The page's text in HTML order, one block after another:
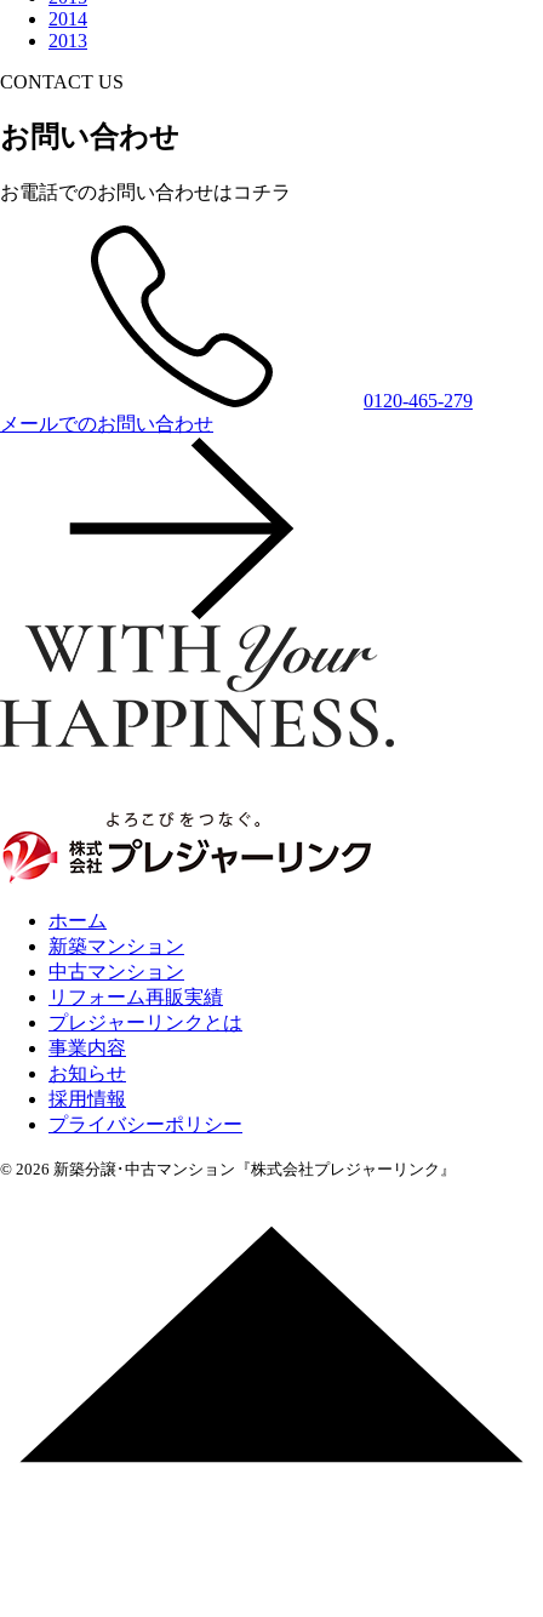
2014
2013
CONTACT US
お問い合わせ
お電話でのお問い合わせはコチラ
0120-465-279
メールでのお問い合わせ
ホーム
新築マンション
中古マンション
リフォーム再販実績
プレジャーリンクとは
事業内容
お知らせ
採用情報
プライバシーポリシー
© 2026 新築分譲･中古マンション『株式会社プレジャーリンク』